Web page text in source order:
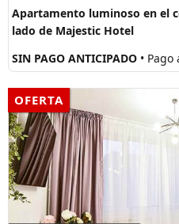
Apartamento luminoso en el
lado de Majestic Hotel
SIN PAGO ANTICIPADO •
OFERTA